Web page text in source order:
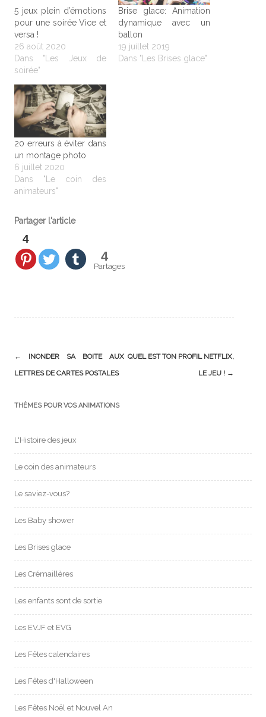
5 jeux plein d’émotions
pour une soirée Vice et
versa !
26 août 2020
Dans "Les Jeux de
soirée"
Brise glace: Animation
dynamique avec un
ballon
19 juillet 2019
Dans "Les Brises glace"
20 erreurs à éviter dans
un montage photo
6 juillet 2020
Dans "Le coin des
animateurs"
Partager l'article
4
4
Partages
Post
navigation
←
INONDER SA BOITE AUX
LETTRES DE CARTES POSTALES
QUEL EST TON PROFIL NETFLIX,
LE JEU ! →
THÈMES POUR VOS ANIMATIONS
L'Histoire des jeux
Le coin des animateurs
Le saviez-vous?
Les Baby shower
Les Brises glace
Les Crémaillères
Les enfants sont de sortie
Les EVJF et EVG
Les Fêtes calendaires
Les Fêtes d'Halloween
Les Fêtes Noël et Nouvel An